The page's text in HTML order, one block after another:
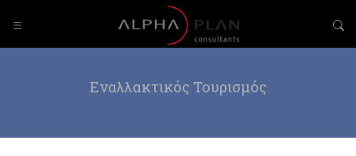
Εναλλακτικός Τουρισμός